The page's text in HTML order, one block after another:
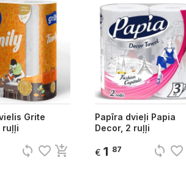
Grite
ruļļi
sync favorite_border add_shopping_cart
Papīra dvieļi Papia
Decor, 2 ruļļi
€ 1 87 sync favorite_border